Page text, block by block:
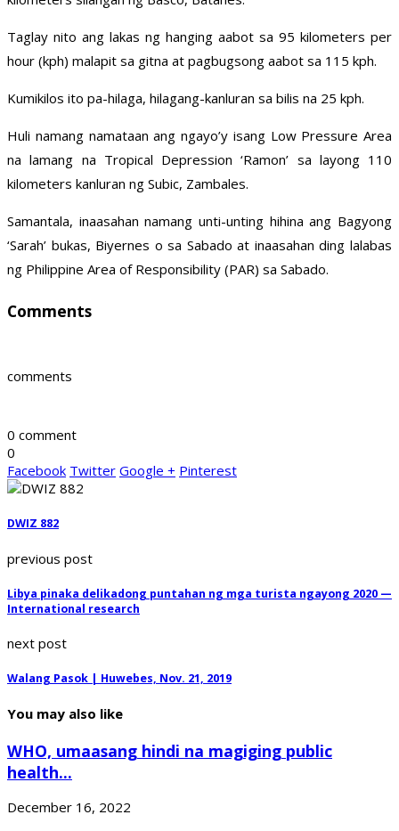
Taglay nito ang lakas ng hanging aabot sa 95 kilometers per
hour (kph) malapit sa gitna at pagbugsong aabot sa 115 kph.
Kumikilos ito pa-hilaga, hilagang-kanluran sa bilis na 25 kph.
Huli namang namataan ang ngayo’y isang Low Pressure Area
na lamang na Tropical Depression ‘Ramon’ sa layong 110
kilometers kanluran ng Subic, Zambales.
Samantala, inaasahan namang unti-unting hihina ang Bagyong
‘Sarah’ bukas, Biyernes o sa Sabado at inaasahan ding lalabas
ng Philippine Area of Responsibility (PAR) sa Sabado.
Comments
comments
0 comment
0
Facebook Twitter Google + Pinterest
DWIZ 882
previous post
Libya pinaka delikadong puntahan ng mga turista ngayong 2020 —
International research
next post
Walang Pasok | Huwebes, Nov. 21, 2019
You may also like
WHO, umaasang hindi na magiging public
health...
December 16, 2022